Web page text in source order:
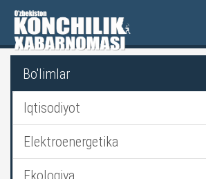
Bo'limlar
Iqtisodiyot
Elektroenergetika
Ekologiya